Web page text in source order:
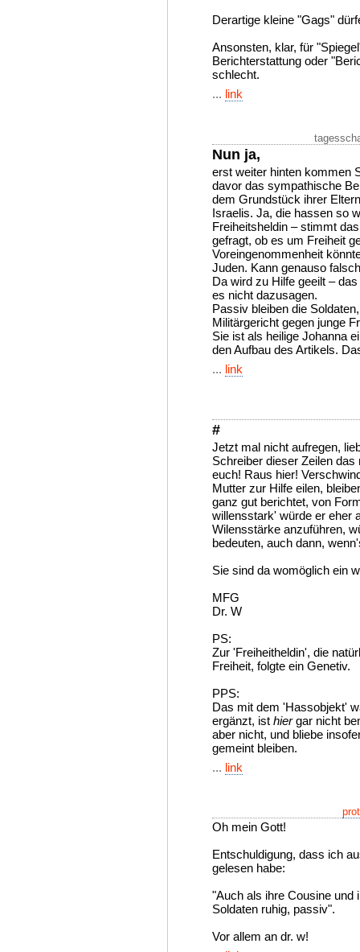
Derartige kleine "Gags"
Ansonsten, klar, für
Berichterstattung oder
schlecht.
... link
Nun ja,
erst weiter hinten kommen
davor das sympathische
dem Grundstück ihrer
Israelis. Ja, die hassen so
Freiheitsheldin – stimmt
gefragt, ob es um Freiheit
Voreingenommenheit
Juden. Kann genauso
Da wird zu Hilfe geeilt –
es nicht dazusagen.
Passiv bleiben die
Militärgericht gegen junge
Sie ist als heilige Johanna
den Aufbau des Artikels.
... link
#
Jetzt mal nicht aufregen,
Schreiber dieser Zeilen
euch! Raus hier!
Mutter zur Hilfe eilen,
ganz gut berichtet, von
willensstark' würde er eher
Wilensstärke anzuführen,
bedeuten, auch dann,
Sie sind da womöglich ein
MFG
Dr. W
PS:
Zur 'Freiheitheldin', die
Freiheit, folgte ein Genetiv.
PPS:
Das mit dem 'Hassobjekt'
ergänzt, ist hiergar nicht
aber nicht, und bliebe
gemeint bleiben.
... link
Oh mein Gott!
Entschuldigung, dass ich
gelesen habe:
"Auch als ihre Cousine und
Soldaten ruhig, passiv".
Vor allem an dr. w!